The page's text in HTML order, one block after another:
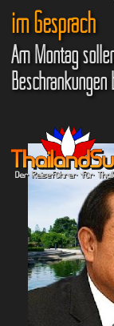
im Gespräch
Am Montag